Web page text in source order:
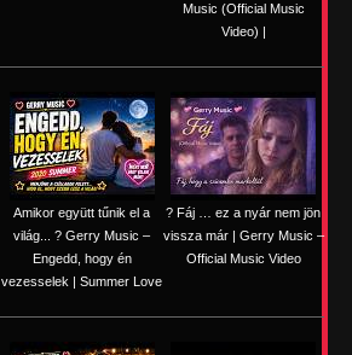
Music (Official Music
Video) |
Amikor együtt tűnik el a
világ... ? Gerry Music –
Engedd, hogy én
vezesselek | Summer Love
? Fáj … ez a nyár nem jön
vissza már | Gerry Music –
Official Music Video